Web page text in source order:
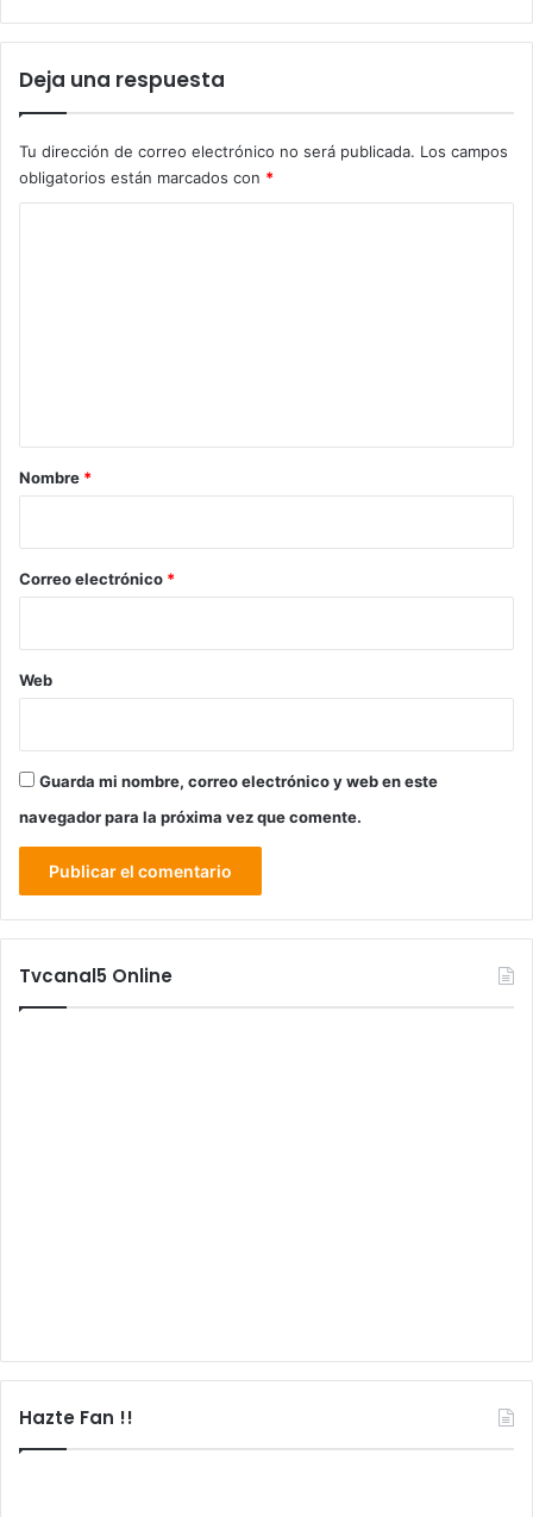
Deja una respuesta
Tu dirección de correo electrónico no será publicada. Los campos
obligatorios están marcados con *
r
*
Nombre *
Correo electrónico *
Web
Guarda mi nombre, correo electrónico y web en este
navegador para la próxima vez que comente.
Tvcanal5 Online
Hazte Fan !!